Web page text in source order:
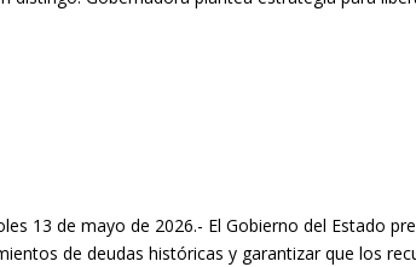
13 de mayo de 2026.- El Gobierno del Estado
de deudas históricas y garantizar que los